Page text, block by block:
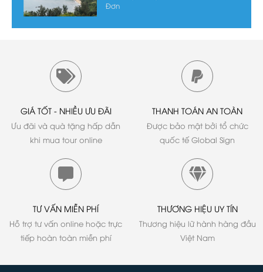
Đơn
GIÁ TỐT - NHIỀU ƯU ĐÃI
Ưu đãi và quà tặng hấp dẫn
khi mua tour online
THANH TOÁN AN TOÀN
Được bảo mật bởi tổ chức
quốc tế Global Sign
TƯ VẤN MIỄN PHÍ
Hỗ trợ tư vấn online hoặc trực
tiếp hoàn toàn miễn phí
THƯƠNG HIỆU UY TÍN
Thương hiệu lữ hành hàng đầu
Việt Nam